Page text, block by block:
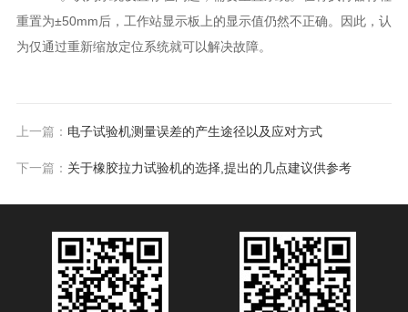
重置为±50mm后，工作站显示板上的显示值仍然不正确。因此，认
为仅通过重新缩放定位系统就可以解决故障。
上一篇： 电子试验机测量误差的产生途径以及应对方式
下一篇： 关于橡胶拉力试验机的选择,提出的几点建议供参考